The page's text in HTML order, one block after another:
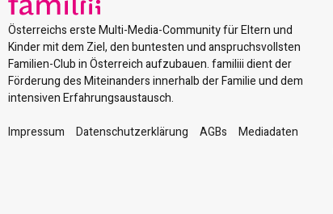
Österreichs erste Multi-Media-Community für Eltern und
Kinder mit dem Ziel, den buntesten und anspruchsvollsten
Familien-Club in Österreich aufzubauen. familiii dient der
Förderung des Miteinanders innerhalb der Familie und dem
intensiven Erfahrungsaustausch.
Impressum
Datenschutzerklärung AGBs Mediadaten